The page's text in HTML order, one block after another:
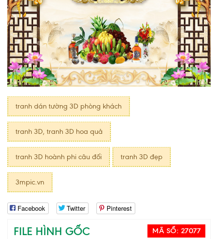
tranh dán tường 3D phòng khách
tranh 3D, tranh 3D hoa quả
tranh 3D hoành phi câu đối tranh 3D đẹp
3mpic.vn
Facebook Twitter Pinterest
FILE HÌNH GỐC MÃ SỐ: 27077